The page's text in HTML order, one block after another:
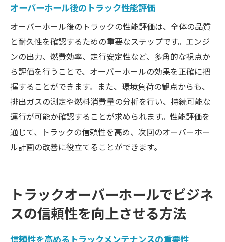
オーバーホール後のトラック性能評価
オーバーホール後のトラックの性能評価は、全体の品質
と耐久性を確認するための重要なステップです。エンジ
ンの出力、燃費効率、走行安定性など、多角的な視点か
ら評価を行うことで、オーバーホールの効果を正確に把
握することができます。また、環境負荷の観点からも、
排出ガスの測定や燃料消費量の分析を行い、持続可能な
運行が可能か確認することが求められます。性能評価を
通じて、トラックの信頼性を高め、次回のオーバーホー
ル計画の改善に役立てることができます。
トラックオーバーホールでビジネ
スの信頼性を向上させる方法
信頼性を高めるトラックメンテナンスの重要性